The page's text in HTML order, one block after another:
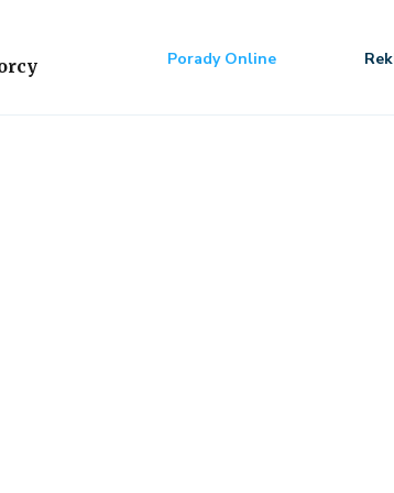
Porady Online